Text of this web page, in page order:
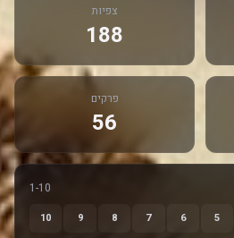
צפיות
188
פרקים
56
1-10
5
6
7
8
9
10